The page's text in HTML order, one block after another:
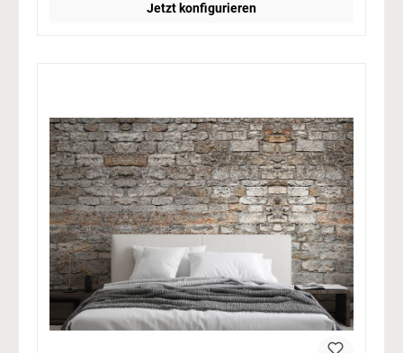
Jetzt konfigurieren